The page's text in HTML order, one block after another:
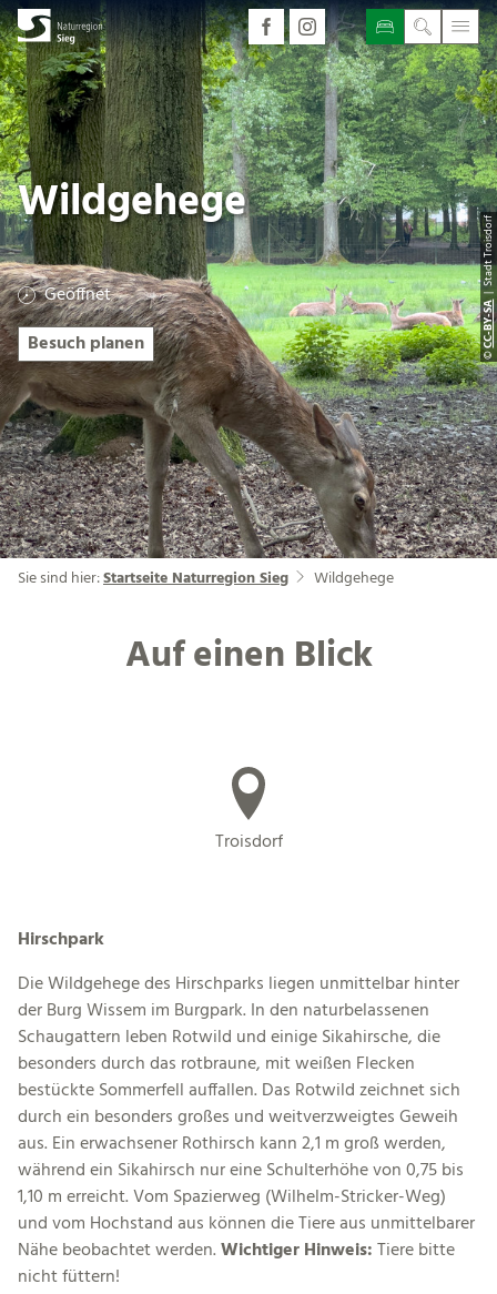
©
CC-BY-SA
| Stadt Troisdorf
Wildgehege
Geöffnet
Besuch planen
Sie sind hier:Startseite Naturregion Sieg Wildgehege
Auf einen Blick
Troisdorf
Hirschpark
Die Wildgehege des Hirschparks liegen unmittelbar hinter
der Burg Wissem im Burgpark. In den naturbelassenen
Schaugattern leben Rotwild und einige Sika­hirsche, die
besonders durch das rotbraune, mit weißen Flecken
bestückte Sommerfell auffallen. Das Rotwild zeichnet sich
durch ein besonders großes und weitver­zweigtes Geweih
aus. Ein erwachsener Rothirsch kann 2,1 m groß werden,
während ein Sikahirsch nur eine Schulterhöhe von 0,75 bis
1,10 m erreicht. Vom Spa­zierweg (Wilhelm-Stricker-Weg)
und vom Hochstand aus können die Tiere aus unmittelbarer
Nähe beobachtet werden.Wichtiger Hinweis:Tiere bitte
nicht füttern!